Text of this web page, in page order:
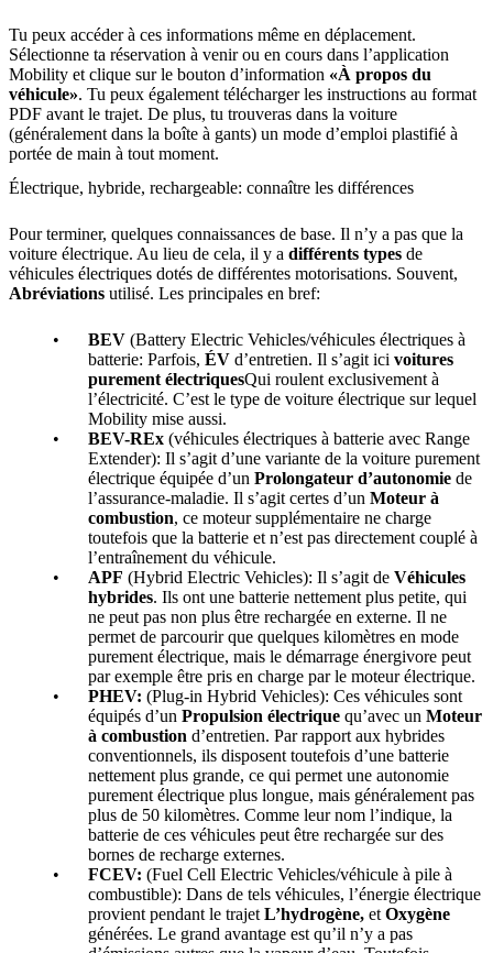
Tu peux accéder à ces informations même en déplacement.
Sélectionne ta réservation à venir ou en cours dans l’application
Mobility et clique sur le bouton d’information «À propos du
véhicule». Tu peux également télécharger les instructions au format
PDF avant le trajet. De plus, tu trouveras dans la voiture
(généralement dans la boîte à gants) un mode d’emploi plastifié à
portée de main à tout moment.
Électrique, hybride, rechargeable: connaître les différences
Pour terminer, quelques connaissances de base. Il n’y a pas que la
voiture électrique. Au lieu de cela, il y a différents types de
véhicules électriques dotés de différentes motorisations. Souvent,
Abréviations utilisé. Les principales en bref:
BEV (Battery Electric Vehicles/véhicules électriques à
batterie: Parfois, ÉV d’entretien. Il s’agit ici voitures
purement électriquesQui roulent exclusivement à
l’électricité. C’est le type de voiture électrique sur lequel
Mobility mise aussi.
BEV-REx (véhicules électriques à batterie avec Range
Extender): Il s’agit d’une variante de la voiture purement
électrique équipée d’un Prolongateur d’autonomie de
l’assurance-maladie. Il s’agit certes d’un Moteur à
combustion, ce moteur supplémentaire ne charge
toutefois que la batterie et n’est pas directement couplé à
l’entraînement du véhicule.
APF (Hybrid Electric Vehicles): Il s’agit de Véhicules
hybrides. Ils ont une batterie nettement plus petite, qui
ne peut pas non plus être rechargée en externe. Il ne
permet de parcourir que quelques kilomètres en mode
purement électrique, mais le démarrage énergivore peut
par exemple être pris en charge par le moteur électrique.
PHEV: (Plug-in Hybrid Vehicles): Ces véhicules sont
équipés d’un Propulsion électrique qu’avec un Moteur
à combustion d’entretien. Par rapport aux hybrides
conventionnels, ils disposent toutefois d’une batterie
nettement plus grande, ce qui permet une autonomie
purement électrique plus longue, mais généralement pas
plus de 50 kilomètres. Comme leur nom l’indique, la
batterie de ces véhicules peut être rechargée sur des
bornes de recharge externes.
FCEV: (Fuel Cell Electric Vehicles/véhicule à pile à
combustible): Dans de tels véhicules, l’énergie électrique
provient pendant le trajet L’hydrogène, et Oxygène
générées. Le grand avantage est qu’il n’y a pas